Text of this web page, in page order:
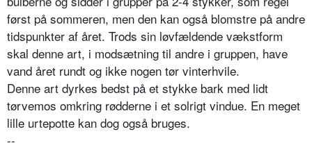
først på sommeren, men den kan også blomstre på andre
tidspunkter af året. Trods sin løvfældende vækstform
skal denne art, i modsætning til andre i gruppen, have
vand året rundt og ikke nogen tør vin­terhvile.
Denne art dyrkes bedst på et stykke bark med lidt
tørvemos omkring rødderne i et solrigt vindue. En meget
lille urtepotte kan dog også bruges.
--